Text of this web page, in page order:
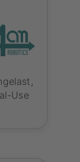
Use